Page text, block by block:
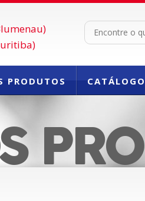
PRODUTOS CATÁLOGO